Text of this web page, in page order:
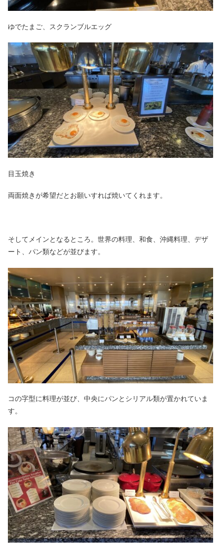
ゆでたまご、スクランブルエッグ
目玉焼き
両面焼きが希望だとお願いすれば焼いてくれます。
そしてメインとなるところ。世界の料理、和食、沖縄料理、デザ
ート、パン類などが並びます。
コの字型に料理が並び、中央にパンとシリアル類が置かれていま
す。